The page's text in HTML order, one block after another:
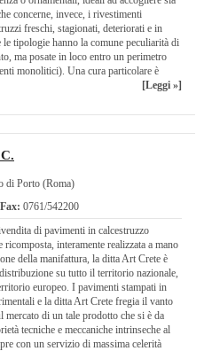
concerne, invece, i rivestimenti
freschi, stagionati, deteriorati e in
tipologie hanno la comune peculiarità di
ma posate in loco entro un perimetro
monolitici). Una cura particolare è
[Leggi »]
di Porto (Roma)
Fax: 0761/542200
di pavimenti in calcestruzzo
interamente realizzata a mano
della manifattura, la ditta Art Crete è
su tutto il territorio nazionale,
europeo. I pavimenti stampati in
e la ditta Art Crete fregia il vanto
mercato di un tale prodotto che si è da
tecniche e meccaniche intrinseche al
con un servizio di massima celerità